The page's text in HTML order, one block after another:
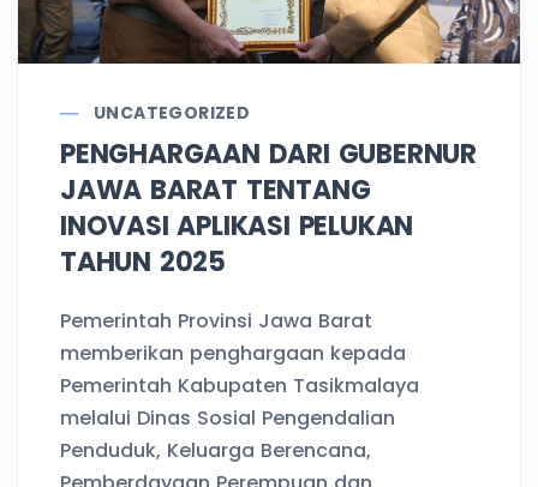
UNCATEGORIZED
PENGHARGAAN DARI GUBERNUR
JAWA BARAT TENTANG
INOVASI APLIKASI PELUKAN
TAHUN 2025
Pemerintah Provinsi Jawa Barat
memberikan penghargaan kepada
Pemerintah Kabupaten Tasikmalaya
melalui Dinas Sosial Pengendalian
Penduduk, Keluarga Berencana,